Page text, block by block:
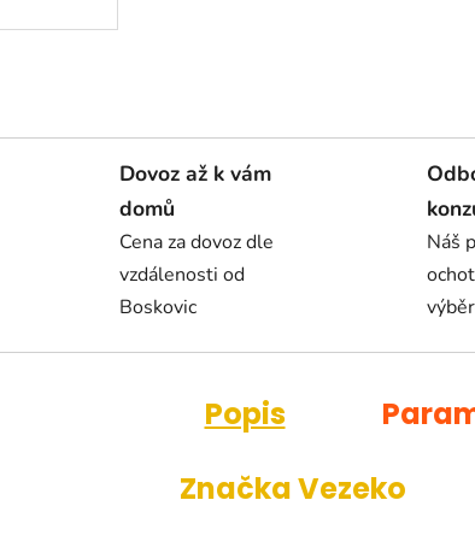
Dovoz až k vám
domů
Cena za dovoz dle
vzdálenosti od
Boskovic
Náš
Popis
ZnačkaVezeko